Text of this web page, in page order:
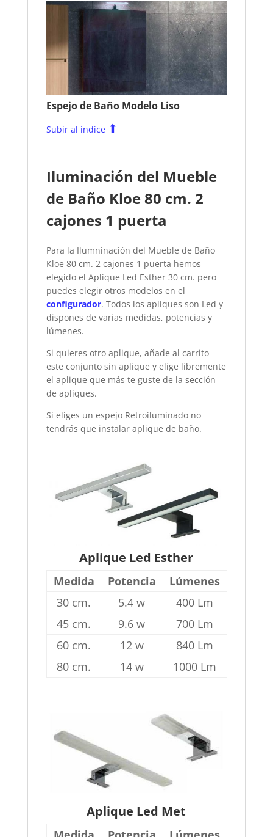
Espejo de Baño Modelo Liso
Subir al índice ⬆
Iluminación del Mueble
de Baño Kloe 80 cm. 2
cajones 1 puerta
Para la Ilumninación del Mueble de Baño
Kloe 80 cm. 2 cajones 1 puerta hemos
elegido el Aplique Led Esther 30 cm. pero
puedes elegir otros modelos en el
configurador. Todos los apliques son Led y
dispones de varias medidas, potencias y
lúmenes.
Si quieres otro aplique, añade al carrito
este conjunto sin aplique y elige libremente
el aplique que más te guste de la sección
de apliques.
Si eliges un espejo Retroiluminado no
tendrás que instalar aplique de baño.
Aplique Led Esther
Medida Potencia
Lúmenes
30 cm.
5.4 w
400 Lm
45 cm.
9.6 w
700 Lm
60 cm.
12 w
840 Lm
80 cm.
14 w 1000 Lm
Aplique Led Met